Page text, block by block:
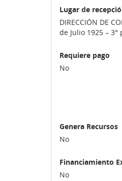
Lugar de
DIRECCIÓN DE
de Julio 1925 – 3°
Requiere pago
No
Genera Recursos
No
Financiamiento
No